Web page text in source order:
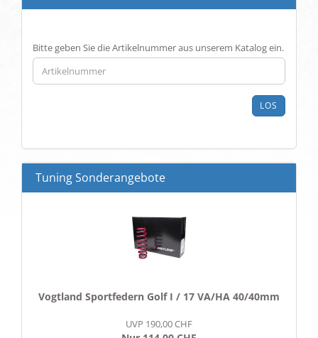
BITTE
GEBEN
SIE
DIE
EIN.
Bitte geben Sie die Artikelnummer aus unserem Katalog ein.
LOS
Tuning Sonderangebote
Vogtland Sportfedern Golf I / 17 VA/HA 40/40mm
UVP 190,00 CHF